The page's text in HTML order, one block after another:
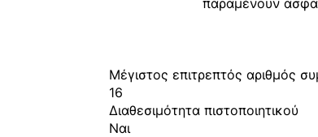
παραμένουν
Μέγιστος επιτρεπτός αριθμός
16
Διαθεσιμότητα πιστοποιητικού
Ναι